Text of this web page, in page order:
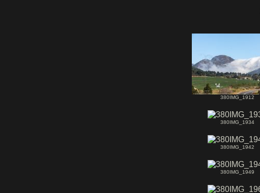
380IMG_1912
380IMG_1934
380IMG_1942
380IMG_1949